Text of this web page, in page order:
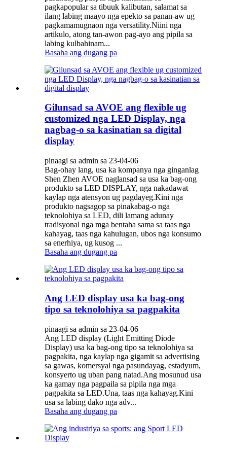
pagkapopular sa tibuuk kalibutan, salamat sa
ilang labing maayo nga epekto sa panan-aw ug
pagkamamugnaon nga versatility.Niini nga
artikulo, atong tan-awon pag-ayo ang pipila sa
labing kulbahinam...
Basaha ang dugang pa
Gilunsad sa AVOE ang flexible ug
customized nga LED Display, nga
nagbag-o sa kasinatian sa digital
display
pinaagi sa admin sa 23-04-06
Bag-ohay lang, usa ka kompanya nga ginganlag
Shen Zhen AVOE naglansad sa usa ka bag-ong
produkto sa LED DISPLAY, nga nakadawat
kaylap nga atensyon ug pagdayeg.Kini nga
produkto nagsagop sa pinakabag-o nga
teknolohiya sa LED, dili lamang adunay
tradisyonal nga mga bentaha sama sa taas nga
kahayag, taas nga kahulugan, ubos nga konsumo
sa enerhiya, ug kusog ...
Basaha ang dugang pa
Ang LED display usa ka bag-ong
tipo sa teknolohiya sa pagpakita
pinaagi sa admin sa 23-04-06
Ang LED display (Light Emitting Diode
Display) usa ka bag-ong tipo sa teknolohiya sa
pagpakita, nga kaylap nga gigamit sa advertising
sa gawas, komersyal nga pasundayag, estadyum,
konsyerto ug uban pang natad.Ang mosunud usa
ka gamay nga pagpaila sa pipila nga mga
pagpakita sa LED.Una, taas nga kahayag.Kini
usa sa labing dako nga adv...
Basaha ang dugang pa